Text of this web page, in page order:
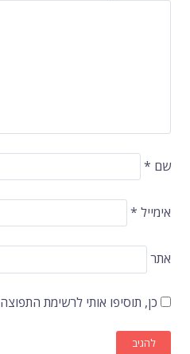
שם *
אימייל *
אתר
כן, תוסיפו אותי לרשימת התפוצה